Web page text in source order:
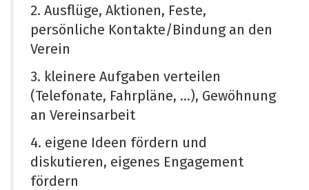
2. Ausflüge, Aktionen, Feste,
persönliche Kontakte/Bindung an den
Verein
3. kleinere Aufgaben verteilen
(Telefonate, Fahrpläne, ...), Gewöhnung
an Vereinsarbeit
4. eigene Ideen fördern und
diskutieren, eigenes Engagement
fördern